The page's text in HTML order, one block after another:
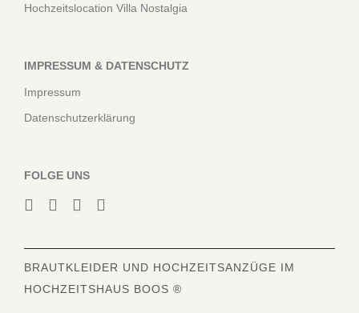
Hochzeitslocation Villa Nostalgia
IMPRESSUM & DATENSCHUTZ
Impressum
Datenschutzerklärung
FOLGE UNS
BRAUTKLEIDER UND HOCHZEITSANZÜGE IM
HOCHZEITSHAUS BOOS ®